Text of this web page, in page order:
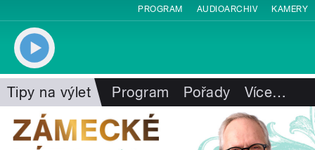
PROGRAM AUDIOARCHIV KAMERY
Tipy na výlet Program Pořady Více…